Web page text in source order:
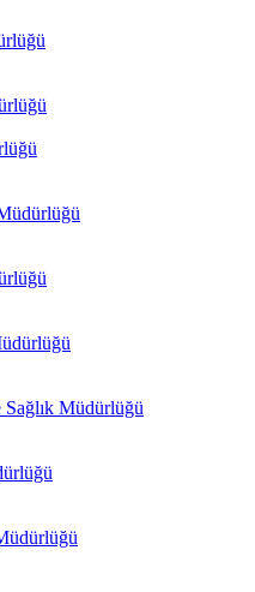
Müdürlüğü